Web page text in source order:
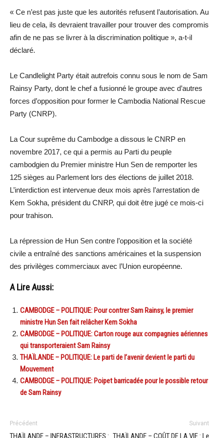
« Ce n’est pas juste que les autorités refusent l’autorisation. Au
lieu de cela, ils devraient travailler pour trouver des compromis
afin de ne pas se livrer à la discrimination politique », a-t-il
déclaré.
Le Candlelight Party était autrefois connu sous le nom de Sam
Rainsy Party, dont le chef a fusionné le groupe avec d’autres
forces d’opposition pour former le Cambodia National Rescue
Party (CNRP).
La Cour suprême du Cambodge a dissous le CNRP en
novembre 2017, ce qui a permis au Parti du peuple
cambodgien du Premier ministre Hun Sen de remporter les
125 sièges au Parlement lors des élections de juillet 2018.
L’interdiction est intervenue deux mois après l’arrestation de
Kem Sokha, président du CNRP, qui doit être jugé ce mois-ci
pour trahison.
La répression de Hun Sen contre l’opposition et la société
civile a entraîné des sanctions américaines et la suspension
des privilèges commerciaux avec l’Union européenne.
A Lire Aussi:
CAMBODGE – POLITIQUE: Pour contrer Sam Rainsy, le premier
ministre Hun Sen fait relâcher Kem Sokha
CAMBODGE – POLITIQUE: Carton rouge aux compagnies aériennes
qui transporteraient Sam Rainsy
THAÏLANDE – POLITIQUE: Le parti de l’avenir devient le parti du
Mouvement
CAMBODGE – POLITIQUE: Poipet barricadée pour le possible retour
de Sam Rainsy
Précédent
THAÏLANDE – INFRASTRUCTURES :
Suivant
THAÏLANDE – COÛT DE LA VIE : Le